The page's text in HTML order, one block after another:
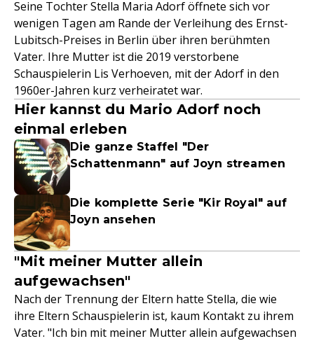
Seine Tochter Stella Maria Adorf öffnete sich vor
wenigen Tagen am Rande der Verleihung des Ernst-
Lubitsch-Preises in Berlin über ihren berühmten
Vater. Ihre Mutter ist die 2019 verstorbene
Schauspielerin Lis Verhoeven, mit der Adorf in den
1960er-Jahren kurz verheiratet war.
Hier kannst du Mario Adorf noch
einmal erleben
Die ganze Staffel "Der
Schattenmann" auf Joyn streamen
Die komplette Serie "Kir Royal" auf
Joyn ansehen
"Mit meiner Mutter allein
aufgewachsen"
Nach der Trennung der Eltern hatte Stella, die wie
ihre Eltern Schauspielerin ist, kaum Kontakt zu ihrem
Vater. "Ich bin mit meiner Mutter allein aufgewachsen